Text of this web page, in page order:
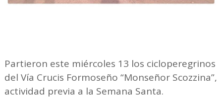
Partieron este miércoles 13 los cicloperegrinos
del Vía Crucis Formoseño “Monseñor Scozzina”,
actividad previa a la Semana Santa.